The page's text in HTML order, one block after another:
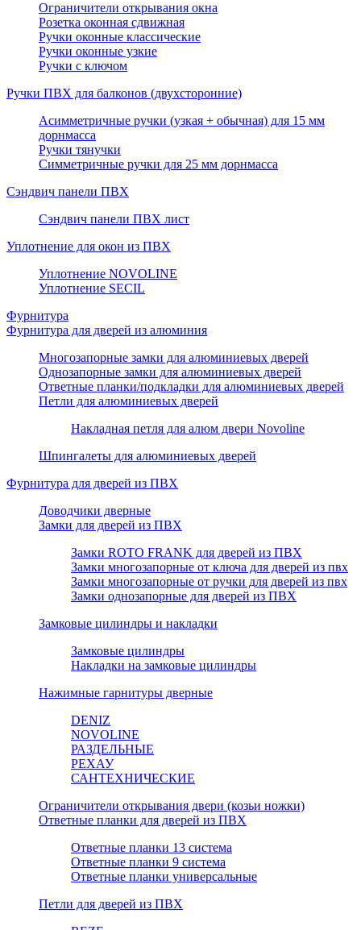
Ограничители открывания окна
Розетка оконная сдвижная
Ручки оконные классические
Ручки оконные узкие
Ручки с ключом
Ручки ПВХ для балконов (двухсторонние)
Асимметричные ручки (узкая + обычная) для 15 мм
дорнмасса
Ручки тянучки
Симметричные ручки для 25 мм дорнмасса
Сэндвич панели ПВХ
Сэндвич панели ПВХ лист
Уплотнение для окон из ПВХ
Уплотнение NOVOLINE
Уплотнение SECIL
Фурнитура
Фурнитура для дверей из алюминия
Многозапорные замки для алюминиевых дверей
Однозапорные замки для алюминиевых дверей
Ответные планки/подкладки для алюминиевых дверей
Петли для алюминиевых дверей
Накладная петля для алюм двери Novoline
Шпингалеты для алюминиевых дверей
Фурнитура для дверей из ПВХ
Доводчики дверные
Замки для дверей из ПВХ
Замки ROTO FRANK для дверей из ПВХ
Замки многозапорные от ключа для дверей из пвх
Замки многозапорные от ручки для дверей из пвх
Замки однозапорные для дверей из ПВХ
Замковые цилиндры и накладки
Замковые цилиндры
Накладки на замковые цилиндры
Нажимные гарнитуры дверные
DENIZ
NOVOLINE
РАЗДЕЛЬНЫЕ
РЕХАУ
САНТЕХНИЧЕСКИЕ
Ограничители открывания двери (козьи ножки)
Ответные планки для дверей из ПВХ
Ответные планки 13 система
Ответные планки 9 система
Ответные планки универсальные
Петли для дверей из ПВХ